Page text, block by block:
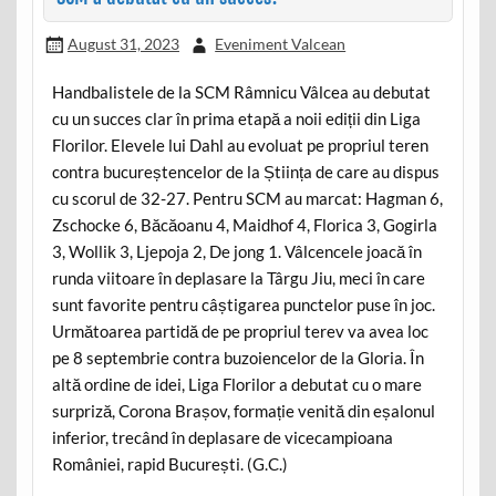
August 31, 2023 Eveniment Valcean
Handbalistele de la SCM Râmnicu Vâlcea au debutat
cu un succes clar în prima etapă a noii ediții din Liga
Florilor. Elevele lui Dahl au evoluat pe propriul teren
contra bucureștencelor de la Știința de care au dispus
cu scorul de 32-27. Pentru SCM au marcat: Hagman 6,
Zschocke 6, Băcăoanu 4, Maidhof 4, Florica 3, Gogirla
3, Wollik 3, Ljepoja 2, De jong 1. Vâlcencele joacă în
runda viitoare în deplasare la Târgu Jiu, meci în care
sunt favorite pentru câștigarea punctelor puse în joc.
Următoarea partidă de pe propriul terev va avea loc
pe 8 septembrie contra buzoiencelor de la Gloria. În
altă ordine de idei, Liga Florilor a debutat cu o mare
surpriză, Corona Brașov, formație venită din eșalonul
inferior, trecând în deplasare de vicecampioana
României, rapid București. (G.C.)